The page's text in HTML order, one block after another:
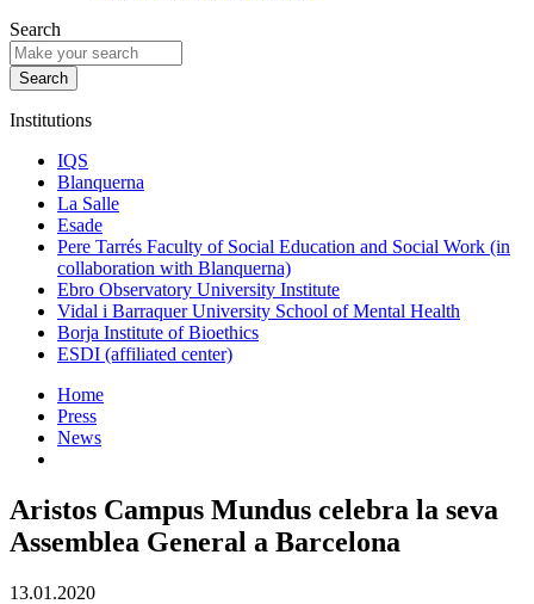
Search
Institutions
IQS
Blanquerna
La Salle
Esade
Pere Tarrés Faculty of Social Education and Social Work (in
collaboration with Blanquerna)
Ebro Observatory University Institute
Vidal i Barraquer University School of Mental Health
Borja Institute of Bioethics
ESDI (affiliated center)
Home
Press
News
Aristos Campus Mundus celebra la seva
Assemblea General a Barcelona
13.01.2020